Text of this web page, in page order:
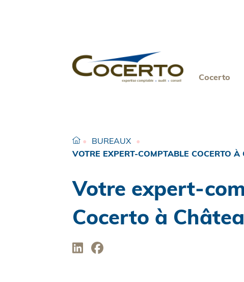
Cocerto
• BUREAUX
•
VOTRE EXPERT-COMPTABLE COCERTO
Votre expert-
Cocerto à